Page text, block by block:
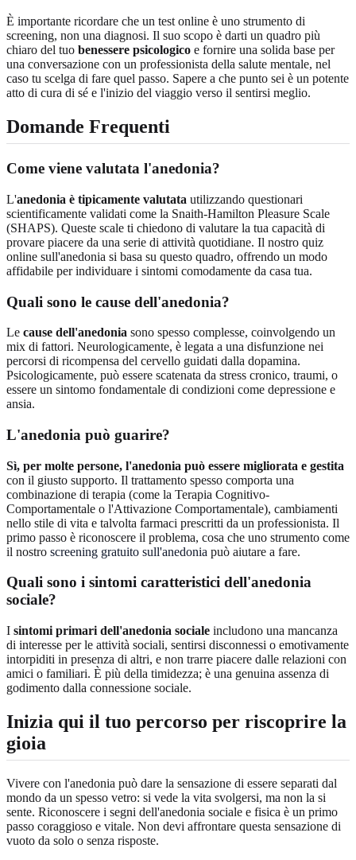
È importante ricordare che un test online è uno strumento di
screening, non una diagnosi. Il suo scopo è darti un quadro più
chiaro del tuo benessere psicologico e fornire una solida base per
una conversazione con un professionista della salute mentale, nel
caso tu scelga di fare quel passo. Sapere a che punto sei è un potente
atto di cura di sé e l'inizio del viaggio verso il sentirsi meglio.
Domande Frequenti
Come viene valutata l'anedonia?
L'anedonia è tipicamente valutata utilizzando questionari
scientificamente validati come la Snaith-Hamilton Pleasure Scale
(SHAPS). Queste scale ti chiedono di valutare la tua capacità di
provare piacere da una serie di attività quotidiane. Il nostro quiz
online sull'anedonia si basa su questo quadro, offrendo un modo
affidabile per individuare i sintomi comodamente da casa tua.
Quali sono le cause dell'anedonia?
Le cause dell'anedonia sono spesso complesse, coinvolgendo un
mix di fattori. Neurologicamente, è legata a una disfunzione nei
percorsi di ricompensa del cervello guidati dalla dopamina.
Psicologicamente, può essere scatenata da stress cronico, traumi, o
essere un sintomo fondamentale di condizioni come depressione e
ansia.
L'anedonia può guarire?
Sì, per molte persone, l'anedonia può essere migliorata e gestita
con il giusto supporto. Il trattamento spesso comporta una
combinazione di terapia (come la Terapia Cognitivo-
Comportamentale o l'Attivazione Comportamentale), cambiamenti
nello stile di vita e talvolta farmaci prescritti da un professionista. Il
primo passo è riconoscere il problema, cosa che uno strumento come
il nostro screening gratuito sull'anedonia può aiutare a fare.
Quali sono i sintomi caratteristici dell'anedonia
sociale?
I sintomi primari dell'anedonia sociale includono una mancanza
di interesse per le attività sociali, sentirsi disconnessi o emotivamente
intorpiditi in presenza di altri, e non trarre piacere dalle relazioni con
amici o familiari. È più della timidezza; è una genuina assenza di
godimento dalla connessione sociale.
Inizia qui il tuo percorso per riscoprire la
gioia
Vivere con l'anedonia può dare la sensazione di essere separati dal
mondo da un spesso vetro: si vede la vita svolgersi, ma non la si
sente. Riconoscere i segni dell'anedonia sociale e fisica è un primo
passo coraggioso e vitale. Non devi affrontare questa sensazione di
vuoto da solo o senza risposte.